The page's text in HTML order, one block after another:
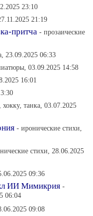
23:10
21:19
притча - прозаические
23.09.2025 06:33
03.09.2025 14:58
16:01
хокку, танка, 03.07.2025
- иронические стихи,
стихи, 28.06.2025
09:36
ИИ Мимикрия -
06:04
09:08